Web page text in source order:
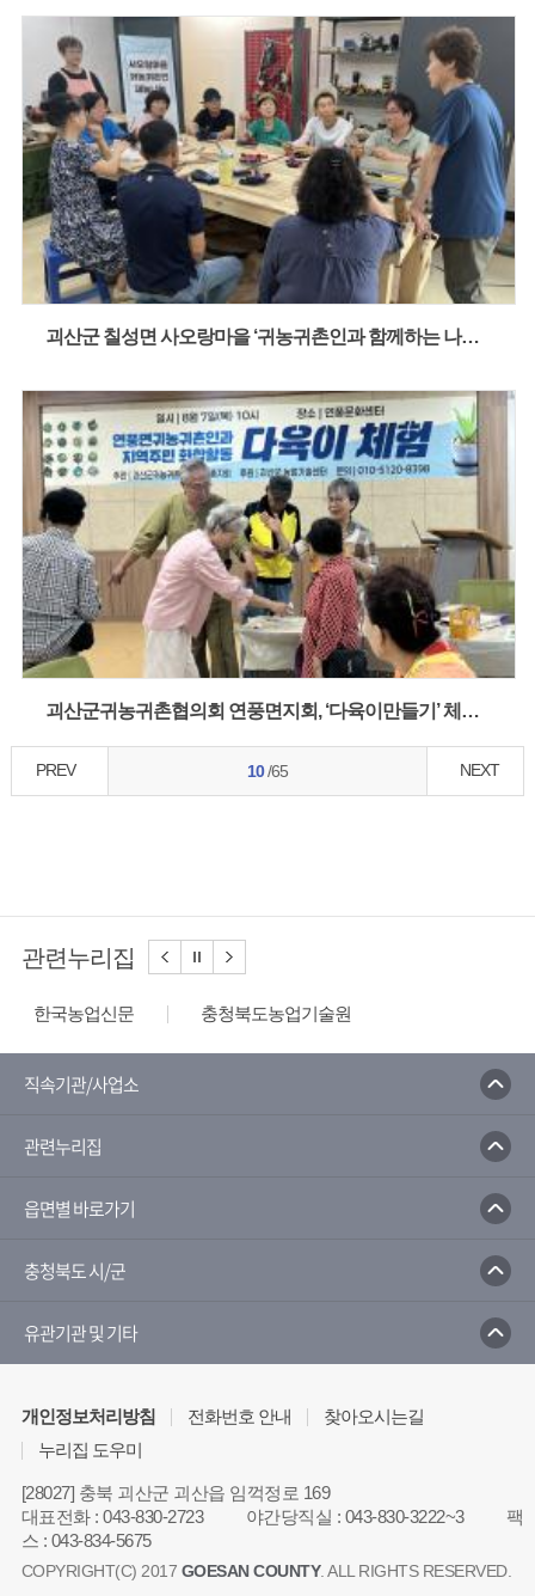
괴산군 칠성면 사오랑마을 ‘귀농귀촌인과 함께하는 나무 깎기’ 융화교육
괴산군귀농귀촌협의회 연풍면지회, ‘다육이만들기’ 체험행사
PREV 10/65 NEXT
관련누리집
충청북도농업기술원
통공사
농산물유통정보
원 포털서비스
직속기관/사업소
관련누리집
읍면별 바로가기
충청북도 시/군
유관기관 및 기타
개인정보처리방침 전화번호 안내
찾아오시는길
누리집 도우미
[28027] 충북 괴산군 괴산읍 임꺽정로 169
대표전화:043-830-2723 야간당직실 : 043-830-3222~3
팩
스 : 043-834-5675
COPYRIGHT(C) 2017 GOESAN COUNTY. ALL RIGHTS RESERVED.